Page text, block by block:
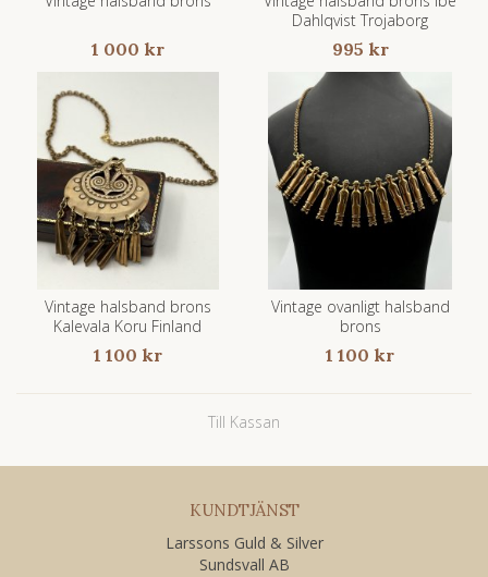
1 000 kr
Dahlqvist Trojaborg
995 kr
Vintage halsband brons
Kalevala Koru Finland
1 100 kr
Vintage ovanligt halsband
brons
1 100 kr
Till Kassan
KUNDTJÄNST
Larssons Guld & Silver
Sundsvall AB